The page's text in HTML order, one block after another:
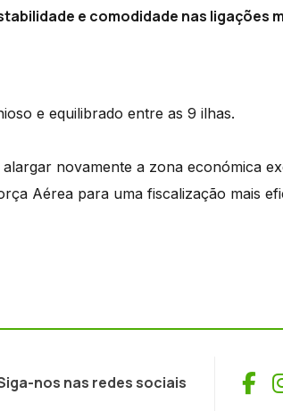
e comodidade nas ligações
e equilibrado entre as 9 ilhas.
novamente a zona económica
Aérea para uma fiscalização mais
nos nas redes sociais